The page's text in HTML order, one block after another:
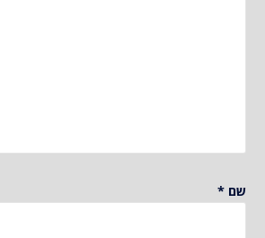
שם *